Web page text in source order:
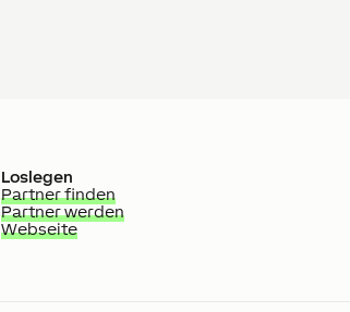
Loslegen
Partner finden
Partner werden
Webseite